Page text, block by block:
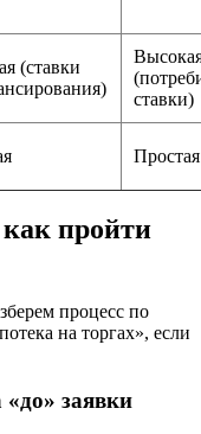
(ставки
ставки)
Простая
пройти
процесс по
на торгах», если
заявки